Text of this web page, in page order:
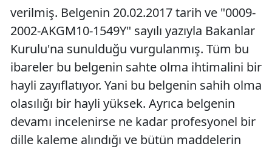
verilmiş. Belgenin 20.02.2017 tarih ve "0009-
2002-AKGM10-1549Y" sayılı yazıyla Bakanlar
Kurulu'na sunulduğu vurgulanmış. Tüm bu
ibareler bu belgenin sahte olma ihtimalini bir
hayli zayıflatıyor. Yani bu belgenin sahih olma
olasılığı bir hayli yüksek. Ayrıca belgenin
devamı incelenirse ne kadar profesyonel bir
dille kaleme alındığı ve bütün maddelerin